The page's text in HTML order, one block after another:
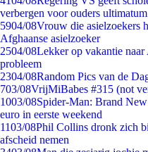
verbergen voor ouders ultimatum
5904/08Vrouw die asielzoekers
Afghaanse asielzoeker
2504/08Lekker op vakantie naar
probleem
2304/08Random Pics van de
703/08VrijMiBabes #315 (not
1003/08Spider-Man: Brand
euro in eerste weekend
1103/08Phil Collins dronk zich
afscheid nemen